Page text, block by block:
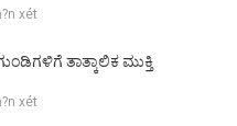
xét
ತಾತ್ಕಾಲಿಕ ಮುಕ್ತಿ
xét